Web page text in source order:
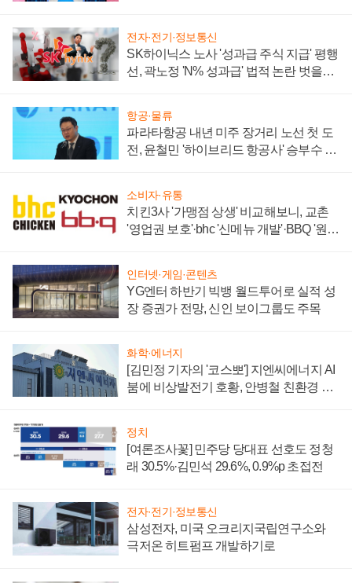
전자·전기·정보통신
SK하이닉스 노사 '성과급 주식 지급' 평행
선, 곽노정 'N% 성과급' 법적 논란 벗을지
항공·물류
파라타항공 내년 미주 장거리 노선 첫 도
전, 윤철민 '하이브리드 항공사' 승부수 통
소비자·유통
치킨3사 '가맹점 상생' 비교해보니, 교촌
'영업권 보호'·bhc '신메뉴 개발'·BBQ '원가
인터넷·게임·콘텐츠
YG엔터 하반기 빅뱅 월드투어로 실적 성
장 증권가 전망, 신인 보이그룹도 주목
화학·에너지
[김민정 기자의 '코스뽀'] 지엔씨에너지 AI
붐에 비상발전기 호황, 안병철 친환경 에
정치
[여론조사꽃] 민주당 당대표 선호도 정청
래 30.5%·김민석 29.6%, 0.9%p 초접전
전자·전기·정보통신
삼성전자, 미국 오크리지국립연구소와
극저온 히트펌프 개발하기로